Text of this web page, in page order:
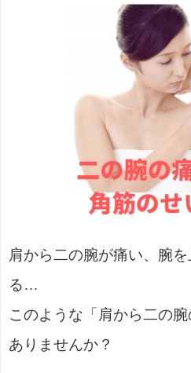
肩から二の腕が痛い、腕
る…
このような「肩から二の
ありませんか？